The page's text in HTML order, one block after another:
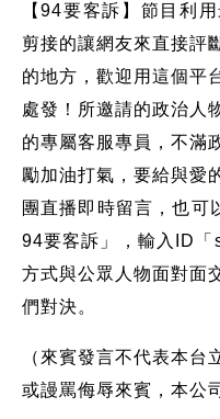
【94要客訴】節目利
剪接的讓網友來直接評
的地方，歡迎用這個平
處發！所邀請的政治人
的專屬客服專員，不滿
勵加油打氣，要給與愛
團直播即時留言，也可
94要客訴」，輸入ID
方式與公眾人物面對面
們對決。
（來賓發言不代表本台
或謾罵侮辱來賓，本公